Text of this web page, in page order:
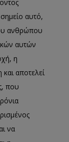
αυτό,
ανθρώπου
αυτών
η
αποτελεί
που
να